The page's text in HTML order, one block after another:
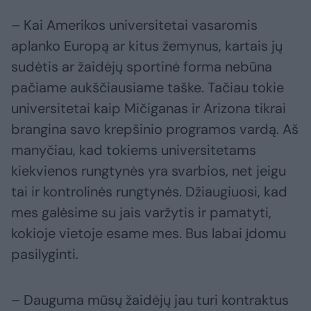
– Kai Amerikos universitetai vasaromis
aplanko Europą ar kitus žemynus, kartais jų
sudėtis ar žaidėjų sportinė forma nebūna
pačiame aukščiausiame taške. Tačiau tokie
universitetai kaip Mičiganas ir Arizona tikrai
brangina savo krepšinio programos vardą. Aš
manyčiau, kad tokiems universitetams
kiekvienos rungtynės yra svarbios, net jeigu
tai ir kontrolinės rungtynės. Džiaugiuosi, kad
mes galėsime su jais varžytis ir pamatyti,
kokioje vietoje esame mes. Bus labai įdomu
pasilyginti.
– Dauguma mūsų žaidėjų jau turi kontraktus